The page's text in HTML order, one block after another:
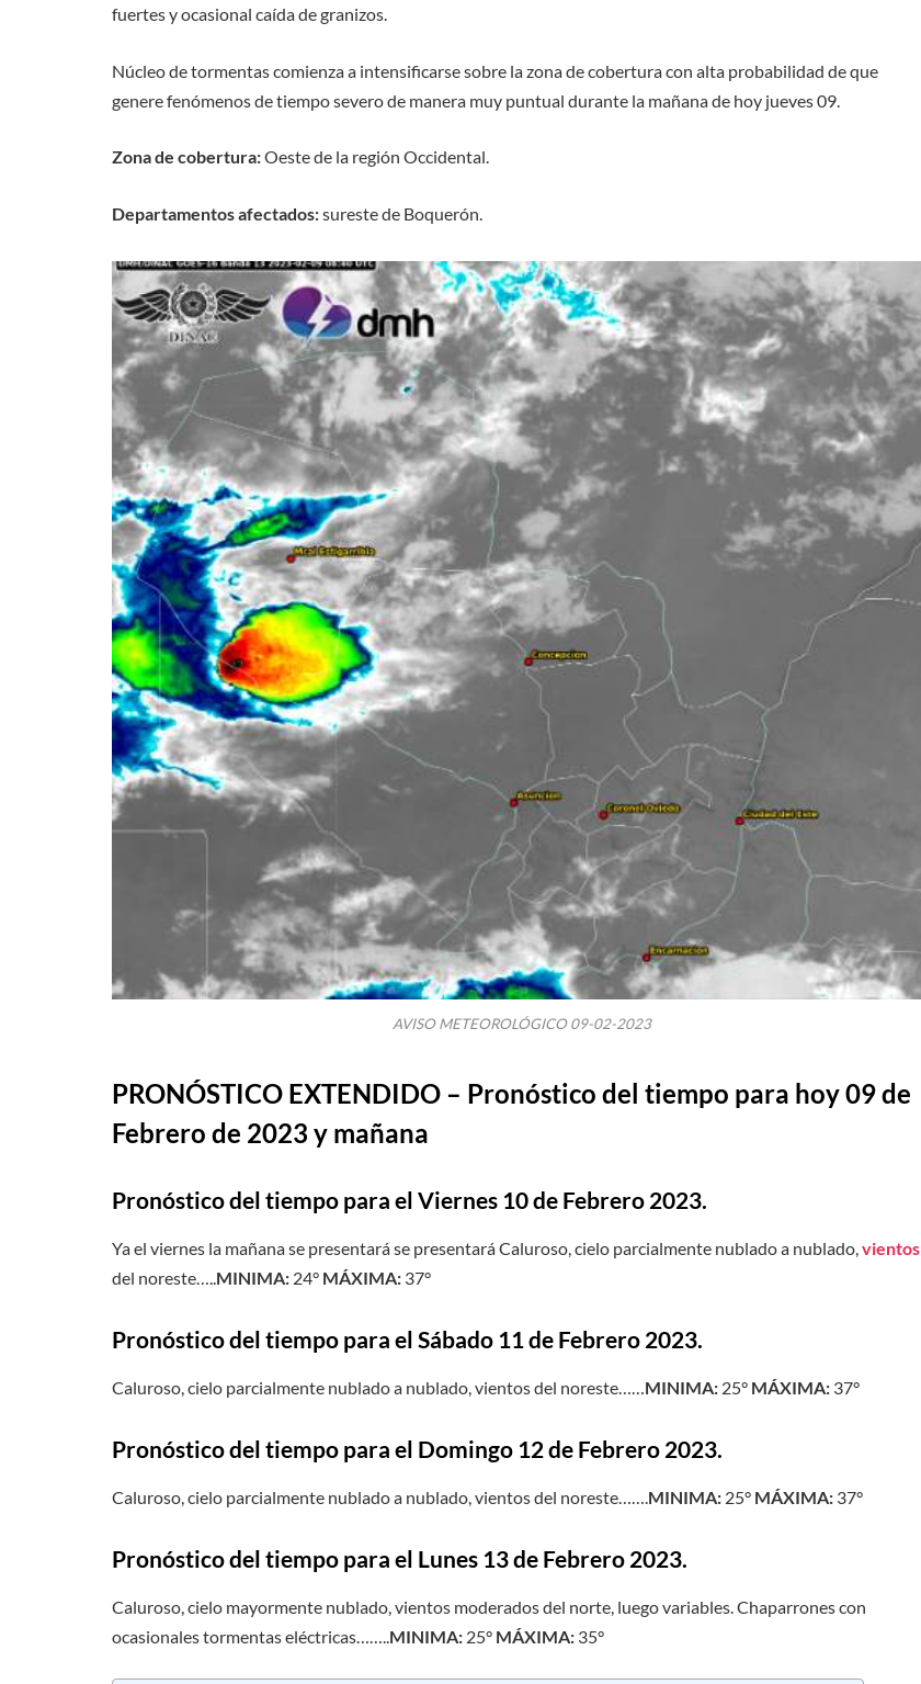
fuertes y ocasional caída de granizos.
Núcleo de tormentas comienza a intensificarse sobre la zona de cobertura con alta probabilidad de que
genere fenómenos de tiempo severo de manera muy puntual durante la mañana de hoy jueves 09.
Zona de cobertura:Oeste de la región Occidental.
Departamentos afectados:sureste de Boquerón.
AVISO METEOROLÓGICO 09-02-2023
PRONÓSTICO EXTENDIDO – Pronóstico del tiempo para hoy 09 de
Febrero de 2023 y mañana
Pronóstico del tiempo para el Viernes 10 de Febrero 2023.
Ya el viernes la mañana se presentará se presentará Caluroso, cielo parcialmente nublado a nublado,vientos
del noreste…..MINIMA: 24° MÁXIMA: 37°
Pronóstico del tiempo para el Sábado 11 de Febrero 2023.
Caluroso, cielo parcialmente nublado a nublado, vientos del noreste……MINIMA: 25° MÁXIMA: 37°
Pronóstico del tiempo para el Domingo 12 de Febrero 2023.
Caluroso, cielo parcialmente nublado a nublado, vientos del noreste…….MINIMA: 25° MÁXIMA: 37°
Pronóstico del tiempo para el Lunes 13 de Febrero 2023.
Caluroso, cielo mayormente nublado, vientos moderados del norte, luego variables. Chaparrones con
ocasionales tormentas eléctricas……..MINIMA: 25° MÁXIMA: 35°